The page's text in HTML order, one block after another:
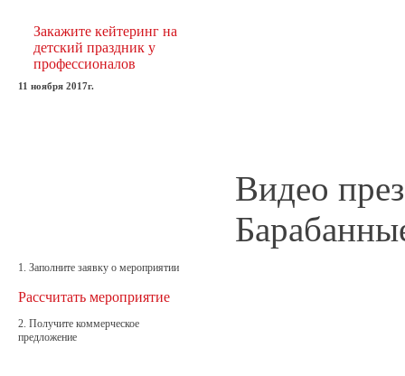
Видео
Закажите кейтеринг на
детский праздник у
профессионалов
11 ноября 2017г.
1. Заполните заявку о мероприятии
Рассчитать мероприятие
2. Получите коммерческое
предложение